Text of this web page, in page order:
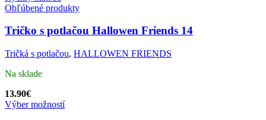
Obľúbené produkty
Tričko s potlačou Hallowen Friends 14
Tričká s potlačou, HALLOWEN FRIENDS
Na sklade
13.90€
Výber možností